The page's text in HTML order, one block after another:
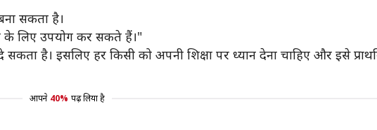
सकता है।
के लिए उपयोग कर सकते हैं।"
है। इसलिए हर किसी को अपनी शिक्षा पर ध्यान देना चाहिए और इसे
आपने 40% पढ़ लिया है